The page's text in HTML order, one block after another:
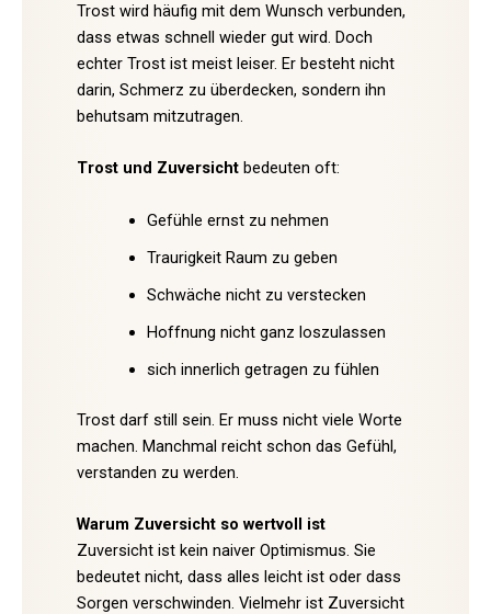
Trost wird häufig mit dem Wunsch verbunden,
dass etwas schnell wieder gut wird. Doch
echter Trost ist meist leiser. Er besteht nicht
darin, Schmerz zu überdecken, sondern ihn
behutsam mitzutragen.
Trost und Zuversicht bedeuten oft:
Gefühle ernst zu nehmen
Traurigkeit Raum zu geben
Schwäche nicht zu verstecken
Hoffnung nicht ganz loszulassen
sich innerlich getragen zu fühlen
Trost darf still sein. Er muss nicht viele Worte
machen. Manchmal reicht schon das Gefühl,
verstanden zu werden.
Warum Zuversicht so wertvoll ist
Zuversicht ist kein naiver Optimismus. Sie
bedeutet nicht, dass alles leicht ist oder dass
Sorgen verschwinden. Vielmehr ist Zuversicht